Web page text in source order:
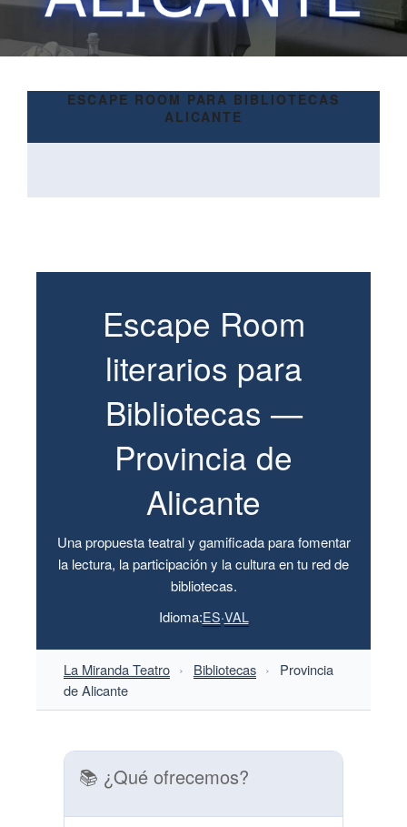
ESCAPE ROOM PARA BIBLIOTECAS
ALICANTE
Escape Room
literarios para
Bibliotecas —
Provincia de
Alicante
Una propuesta teatral y gamificada para fomentar
la lectura, la participación y la cultura en tu red de
bibliotecas.
Idioma:ES·VAL
La Miranda Teatro › Bibliotecas ›
Provincia
de Alicante
📚 ¿Qué ofrecemos?